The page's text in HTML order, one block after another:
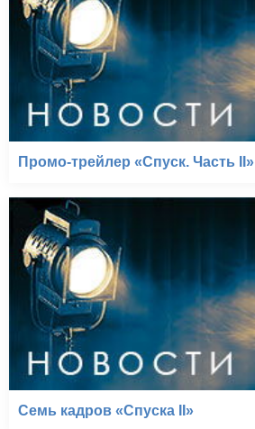
Промо-трейлер «Спуск. Часть II»
Семь кадров «Спуска II»